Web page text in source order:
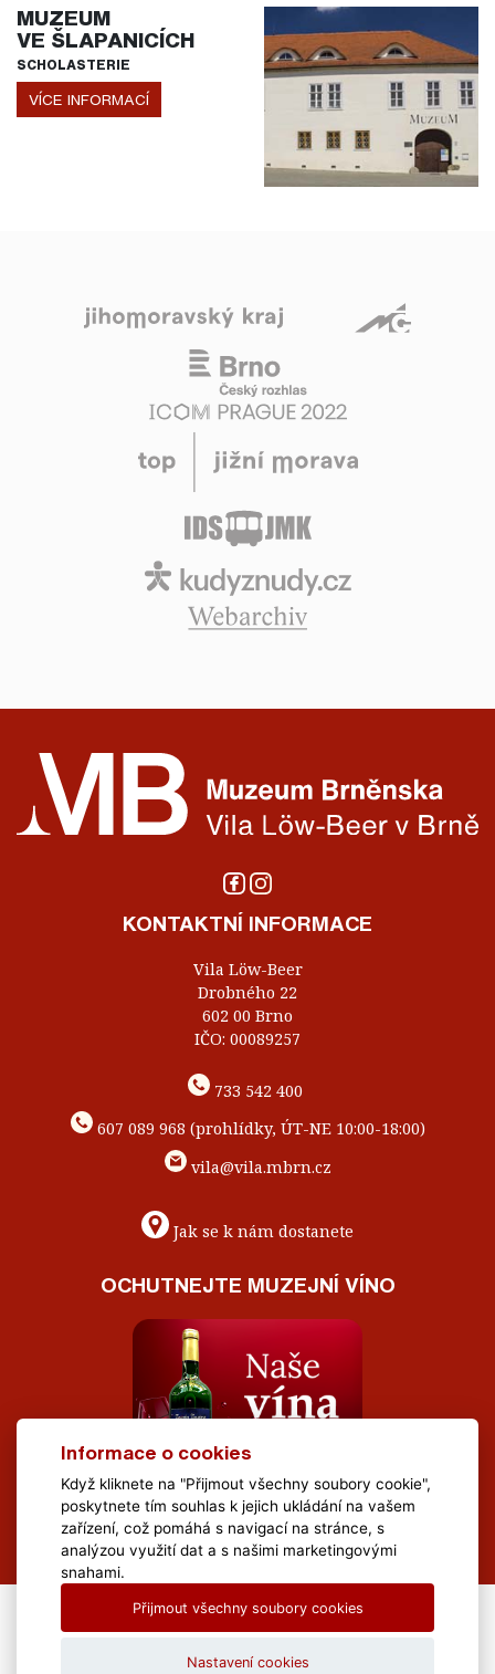
MUZEUM
VE ŠLAPANICÍCH
SCHOLASTERIE
VÍCE INFORMACÍ
KONTAKTNÍ INFORMACE
Vila Löw-Beer
Drobného 22
602 00 Brno
IČO: 00089257
733 542 400
607 089 968 (prohlídky, ÚT-NE 10:00-18:00)
vila@vila.mbrn.cz
Jak se k nám dostanete
OCHUTNEJTE MUZEJNÍ VÍNO
All Rights Reserved Muzeum Brněnska © 2020, Webdesign by
Informace o cookies
Když kliknete na "Přijmout všechny soubory cookie",
poskytnete tím souhlas k jejich ukládání na vašem
zařízení, což pomáhá s navigací na stránce, s
analýzou využití dat a s našimi marketingovými
snahami.
Přijmout všechny soubory cookies
Nastavení cookies